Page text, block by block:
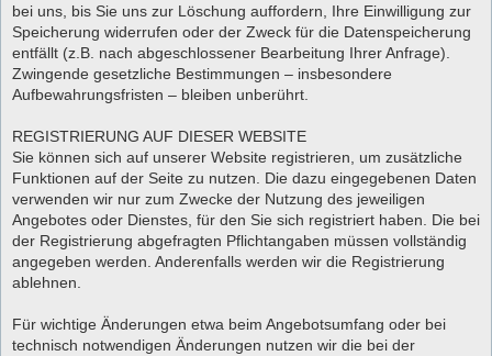
bei uns, bis Sie uns zur Löschung auffordern, Ihre Einwilligung zur
Speicherung widerrufen oder der Zweck für die Datenspeicherung
entfällt (z.B. nach abgeschlossener Bearbeitung Ihrer Anfrage).
Zwingende gesetzliche Bestimmungen – insbesondere
Aufbewahrungsfristen – bleiben unberührt.
REGISTRIERUNG AUF DIESER WEBSITE
Sie können sich auf unserer Website registrieren, um zusätzliche
Funktionen auf der Seite zu nutzen. Die dazu eingegebenen Daten
verwenden wir nur zum Zwecke der Nutzung des jeweiligen
Angebotes oder Dienstes, für den Sie sich registriert haben. Die bei
der Registrierung abgefragten Pflichtangaben müssen vollständig
angegeben werden. Anderenfalls werden wir die Registrierung
ablehnen.
Für wichtige Änderungen etwa beim Angebotsumfang oder bei
technisch notwendigen Änderungen nutzen wir die bei der